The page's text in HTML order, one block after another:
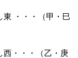
東 ・・・（甲・巳
西・・・（乙・庚